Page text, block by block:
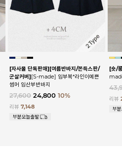
[자사몰 단독판매][여름반바지/쫀득스판/
군살커버][S-made] 임부복*라인이예쁜
썸머 임산부반바지
27,600 24,800 10%
리뷰7,148
[숏/
리뷰